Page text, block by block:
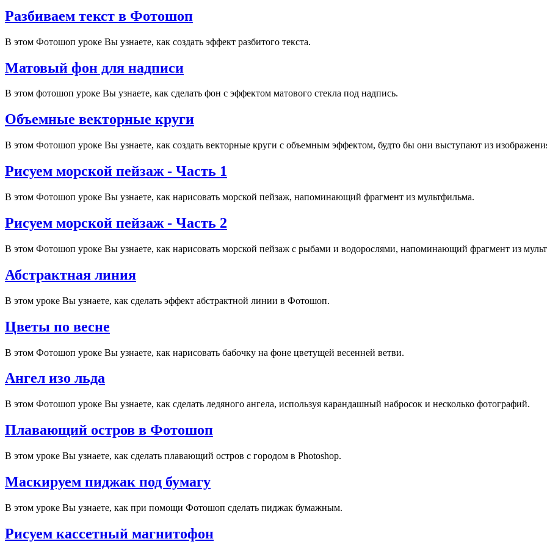
Разбиваем текст в Фотошоп
В этом Фотошоп уроке Вы узнаете, как создать эффект разбитого текста.
Матовый фон для надписи
В этом фотошоп уроке Вы узнаете, как сделать фон с эффектом матового стекла под надпись.
Объемные векторные круги
В этом Фотошоп уроке Вы узнаете, как создать векторные круги с объемным эффектом, будто бы они выступают из
Рисуем морской пейзаж - Часть 1
В этом Фотошоп уроке Вы узнаете, как нарисовать морской пейзаж, напоминающий фрагмент из мультфильма.
Рисуем морской пейзаж - Часть 2
В этом Фотошоп уроке Вы узнаете, как нарисовать морской пейзаж с рыбами и водорослями, напоминающий фрагмент из
Абстрактная линия
В этом уроке Вы узнаете, как сделать эффект абстрактной линии в Фотошоп.
Цветы по весне
В этом Фотошоп уроке Вы узнаете, как нарисовать бабочку на фоне цветущей весенней ветви.
Ангел изо льда
В этом Фотошоп уроке Вы узнаете, как сделать ледяного ангела, используя карандашный набросок и несколько фотографий.
Плавающий остров в Фотошоп
В этом уроке Вы узнаете, как сделать плавающий остров с городом в Photoshop.
Маскируем пиджак под бумагу
В этом уроке Вы узнаете, как при помощи Фотошоп сделать пиджак бумажным.
Рисуем кассетный магнитофон